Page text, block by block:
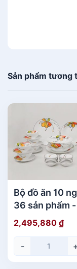
l
Giới
Tô sứ cao 15
đượccửa
phẩm được
áp dụng công
liệu gốm sứ
lâu đời. Đạt
Sản phẩm tương
Bộ đồ ăn 10
36 sản phẩm -
- Bóng Bay
2,495,880 ₫
-